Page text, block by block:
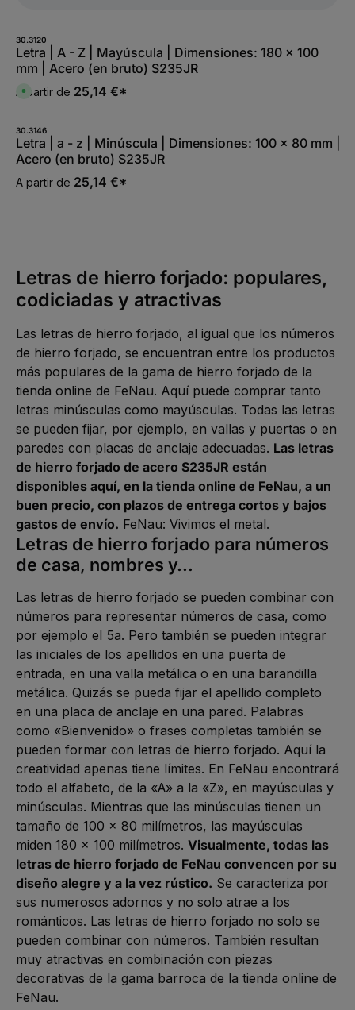
30.3120
Letra | A - Z | Mayúscula | Dimensiones: 180 x 100
mm | Acero (en bruto) S235JR
D
o
n
i
b
l
i
5
-
0
W
e
r
k
t
a
g
e
A partir de 25,14 €*
30.3146
Letra | a - z | Minúscula | Dimensiones: 100 x 80 mm |
Acero (en bruto) S235JR
A partir de 25,14 €*
Letras de hierro forjado: populares,
codiciadas y atractivas
Las letras de hierro forjado, al igual que los números
de hierro forjado, se encuentran entre los productos
más populares de la gama de hierro forjado de la
tienda online de FeNau. Aquí puede comprar tanto
letras minúsculas como mayúsculas. Todas las letras
se pueden fijar, por ejemplo, en vallas y puertas o en
paredes con placas de anclaje adecuadas. Las letras
de hierro forjado de acero S235JR están
disponibles aquí, en la tienda online de FeNau, a un
buen precio, con plazos de entrega cortos y bajos
gastos de envío. FeNau: Vivimos el metal.
Letras de hierro forjado para números
de casa, nombres y…
Las letras de hierro forjado se pueden combinar con
números para representar números de casa, como
por ejemplo el 5a. Pero también se pueden integrar
las iniciales de los apellidos en una puerta de
entrada, en una valla metálica o en una barandilla
metálica. Quizás se pueda fijar el apellido completo
en una placa de anclaje en una pared. Palabras
como «Bienvenido» o frases completas también se
pueden formar con letras de hierro forjado. Aquí la
creatividad apenas tiene límites. En FeNau encontrará
todo el alfabeto, de la «A» a la «Z», en mayúsculas y
minúsculas. Mientras que las minúsculas tienen un
tamaño de 100 x 80 milímetros, las mayúsculas
miden 180 x 100 milímetros. Visualmente, todas las
letras de hierro forjado de FeNau convencen por su
diseño alegre y a la vez rústico. Se caracteriza por
sus numerosos adornos y no solo atrae a los
románticos. Las letras de hierro forjado no solo se
pueden combinar con números. También resultan
muy atractivas en combinación con piezas
decorativas de la gama barroca de la tienda online de
FeNau.